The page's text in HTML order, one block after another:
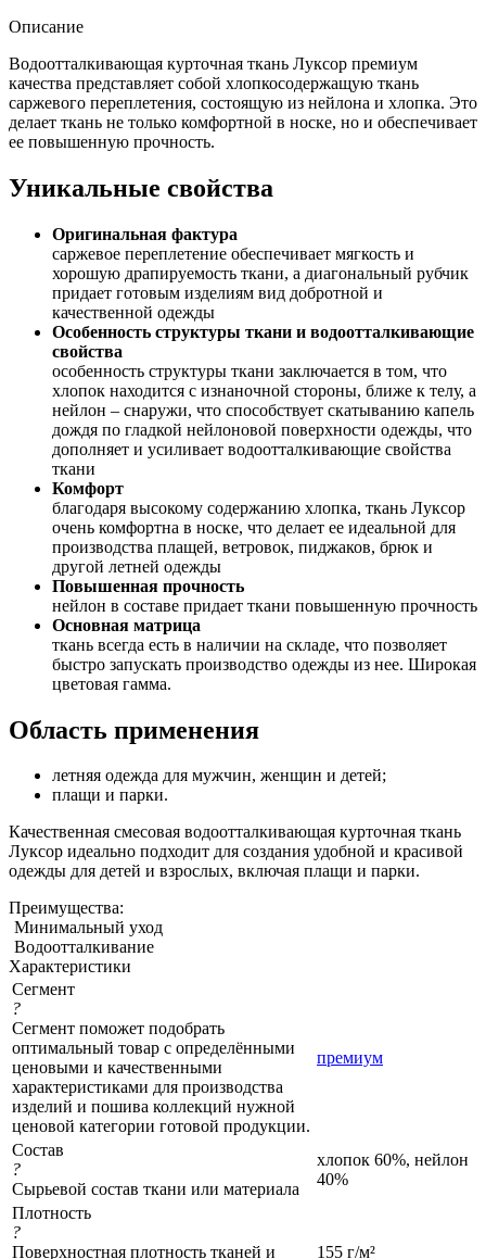
Описание
Водоотталкивающая курточная ткань Луксор премиум
качества представляет собой хлопкосодержащую ткань
саржевого переплетения, состоящую из нейлона и хлопка. Это
делает ткань не только комфортной в носке, но и обеспечивает
ее повышенную прочность.
Уникальные свойства
Оригинальная фактура
саржевое переплетение обеспечивает мягкость и
хорошую драпируемость ткани, а диагональный рубчик
придает готовым изделиям вид добротной и
качественной одежды
Особенность структуры ткани и водоотталкивающие
свойства
особенность структуры ткани заключается в том, что
хлопок находится с изнаночной стороны, ближе к телу, а
нейлон – снаружи, что способствует скатыванию капель
дождя по гладкой нейлоновой поверхности одежды, что
дополняет и усиливает водоотталкивающие свойства
ткани
Комфорт
благодаря высокому содержанию хлопка, ткань Луксор
очень комфортна в носке, что делает ее идеальной для
производства плащей, ветровок, пиджаков, брюк и
другой летней одежды
Повышенная прочность
нейлон в составе придает ткани повышенную прочность
Основная матрица
ткань всегда есть в наличии на складе, что позволяет
быстро запускать производство одежды из нее. Широкая
цветовая гамма.
Область применения
летняя одежда для мужчин, женщин и детей;
плащи и парки.
Качественная смесовая водоотталкивающая курточная ткань
Луксор идеально подходит для создания удобной и красивой
одежды для детей и взрослых, включая плащи и парки.
Преимущества:
Минимальный уход
Водоотталкивание
Характеристики
Сегмент
?
Сегмент поможет подобрать
оптимальный товар с определёнными
ценовыми и качественными
характеристиками для производства
изделий и пошива коллекций нужной
ценовой категории готовой продукции.
премиум
Состав
?
Сырьевой состав ткани или материала
хлопок 60%, нейлон
40%
Плотность
?
Поверхностная плотность тканей и
155 г/м²